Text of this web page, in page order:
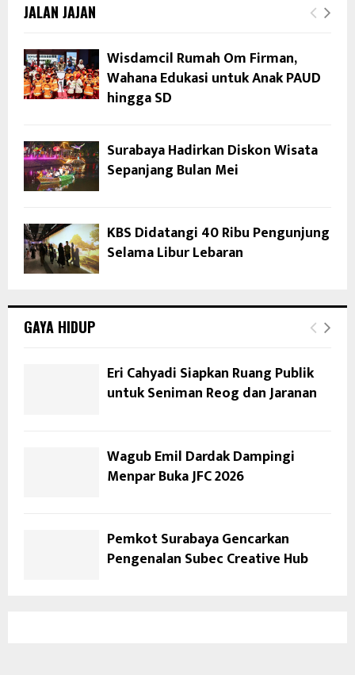
JALAN JAJAN
Wisdamcil Rumah Om Firman,
Wahana Edukasi untuk Anak PAUD
hingga SD
Surabaya Hadirkan Diskon Wisata
Sepanjang Bulan Mei
KBS Didatangi 40 Ribu Pengunjung
Selama Libur Lebaran
GAYA HIDUP
Eri Cahyadi Siapkan Ruang Publik
untuk Seniman Reog dan Jaranan
Wagub Emil Dardak Dampingi
Menpar Buka JFC 2026
Pemkot Surabaya Gencarkan
Pengenalan Subec Creative Hub